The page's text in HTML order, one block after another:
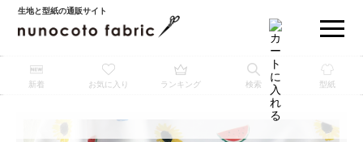
生地と型紙の通販サイト
新着 お気に入り ランキング 検索 型紙